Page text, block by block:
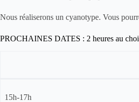
Nous réaliserons un cyanotype. Vous
PROCHAINES DATES : 2 heures au
15h-17h